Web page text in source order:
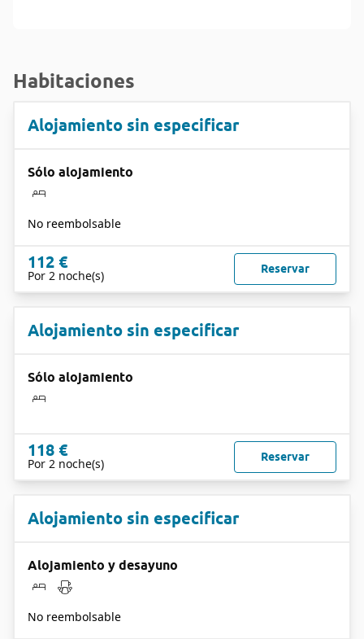
Habitaciones
Alojamiento sin especificar
Sólo alojamiento
No reembolsable
112 €
Por 2 noche(s) Reservar
Alojamiento sin especificar
Sólo alojamiento
118 €
Por 2 noche(s) Reservar
Alojamiento sin especificar
Alojamiento y desayuno
No reembolsable